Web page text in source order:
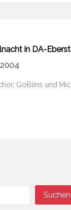
in DA-
GoBlins und
Suchen